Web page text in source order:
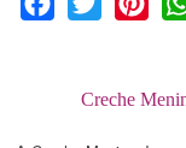
Creche